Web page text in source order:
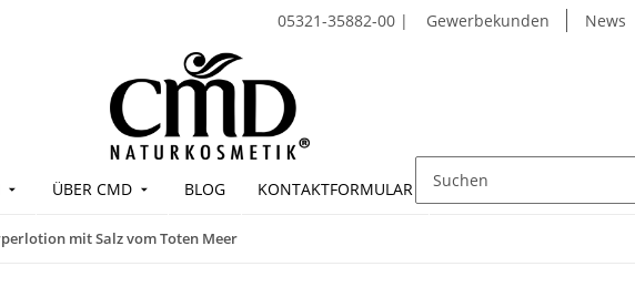
05321-35882-00 | Gewerbekunden News
ÜBER CMD BLOG KONTAKTFORMULAR
mit Salz vom Toten Meer